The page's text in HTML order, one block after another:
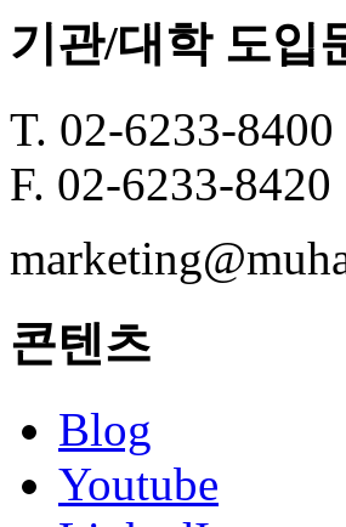
기관/대학 도입
T. 02-6233-8400
F. 02-6233-8420
콘텐츠
Blog
Youtube